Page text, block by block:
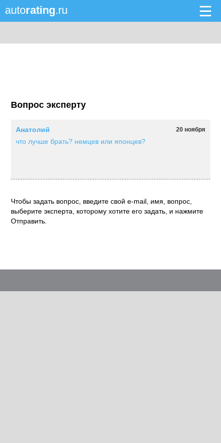
autorating.ru
Вопрос эксперту
20 ноября
Анатолий
что лучше брать? немцев или японцев?
Чтобы задать вопрос, введите свой e-mail, имя, вопрос,
выберите эксперта, которому хотите его задать, и нажмите
Отправить.